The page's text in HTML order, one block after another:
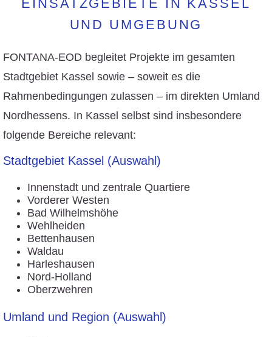
EINSATZGEBIETE IN KASSEL
UND UMGEBUNG
FONTANA-EOD begleitet Projekte im gesamten
Stadtgebiet Kassel sowie – soweit es die
Rahmenbedingungen zulassen – im direkten Umland
Nordhessens. In Kassel selbst sind insbesondere
folgende Bereiche relevant:
Stadtgebiet Kassel (Auswahl)
Innenstadt und zentrale Quartiere
Vorderer Westen
Bad Wilhelmshöhe
Wehlheiden
Bettenhausen
Waldau
Harleshausen
Nord-Holland
Oberzwehren
Umland und Region (Auswahl)